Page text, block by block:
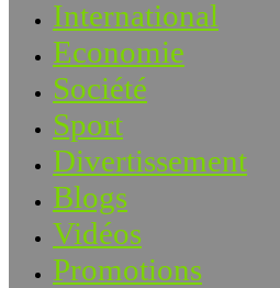
International
Economie
Société
Sport
Divertissement
Blogs
Vidéos
Promotions